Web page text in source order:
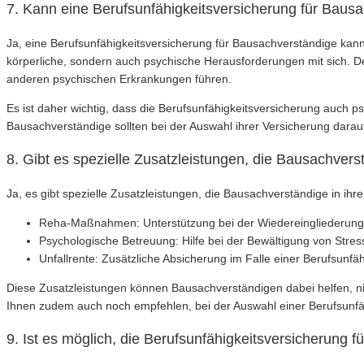
7. Kann eine Berufsunfähigkeitsversicherung für
Ja, eine Berufsunfähigkeitsversicherung für Bausachverständige
körperliche, sondern auch psychische Herausforderungen mit sich.
anderen psychischen Erkrankungen führen.
Es ist daher wichtig, dass die Berufsunfähigkeitsversicherung auch
Bausachverständige sollten bei der Auswahl ihrer Versicherung
8. Gibt es spezielle Zusatzleistungen, die
Ja, es gibt spezielle Zusatzleistungen, die Bausachverständige in
Reha-Maßnahmen: Unterstützung bei der
Psychologische Betreuung: Hilfe bei der Bewältigung von
Unfallrente: Zusätzliche Absicherung im Falle einer
Diese Zusatzleistungen können Bausachverständigen dabei helfen,
Ihnen zudem auch noch empfehlen, bei der Auswahl einer
9. Ist es möglich, die Berufsunfähigkeitsversicherung